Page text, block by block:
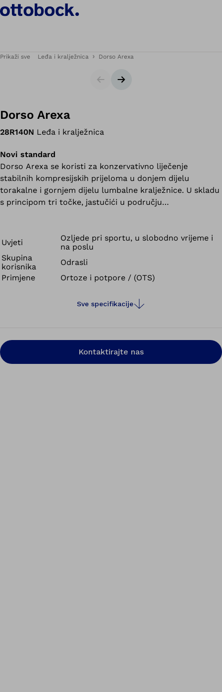
Prikaži sve Leđa i kralježnica Dorso Arexa
KlizačSljedeći slajd
Dorso Arexa
28R140N Leđa i kralježnica
Novi standard
Dorso Arexa se koristi za konzervativno liječenje
stabilnih kompresijskih prijeloma u donjem dijelu
torakalne i gornjem dijelu lumbalne kralježnice. U skladu
s principom tri točke, jastučići u području
Ventralni segmenti kralježaka su rasterećeni, a vaši
pacijenti osjećaju manje boli. Ortoza za hiperekstenziju
Dorso Arexa 28R140N i dalje omogućuje bočno
naginjanje i rotaciju trupa.
Uvjeti
Ozljede pri sportu, u slobodno vrijeme i
na poslu
Skupina
korisnika
Odrasli
Primjene
Ortoze i potpore / (OTS)
Sve specifikacije
Kontaktirajte nas